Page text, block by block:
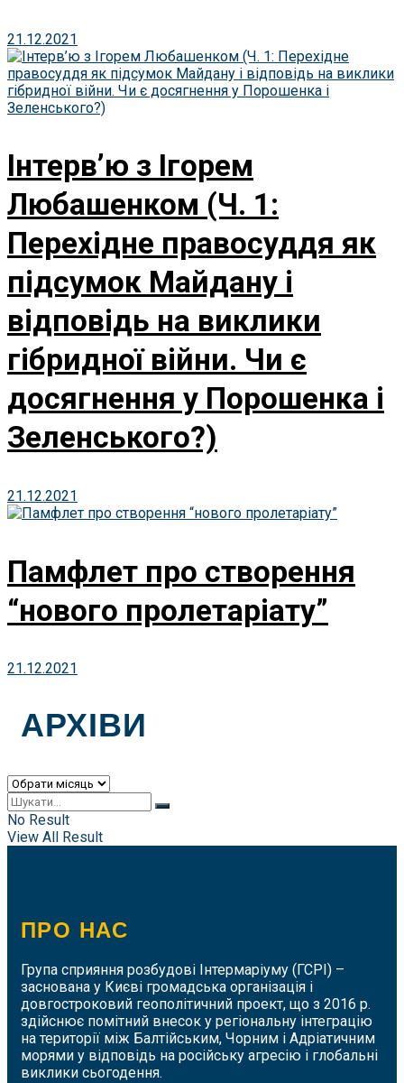
21.12.2021
Інтерв’ю з Ігорем
Любашенком (Ч. 1:
Перехідне правосуддя як
підсумок Майдану і
відповідь на виклики
гібридної війни. Чи є
досягнення у Порошенка і
Зеленського?)
21.12.2021
Памфлет про створення
“нового пролетаріату”
21.12.2021
АРХІВИ
Архіви
No Result
View All Result
ПРО НАС
Група сприяння розбудові Інтермаріуму (ГСРІ) –
заснована у Києві громадська організація і
довгостроковий геополітичний проект, що з 2016 р.
здійснює помітний внесок у регіональну інтеграцію
на території між Балтійським, Чорним і Адріатичним
морями у відповідь на російську агресію і глобальні
виклики сьогодення.